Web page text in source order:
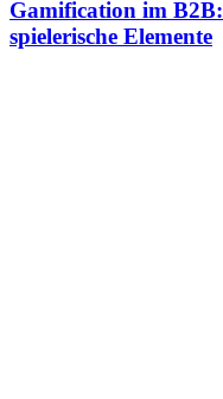
Gamification im
spielerische Elemente